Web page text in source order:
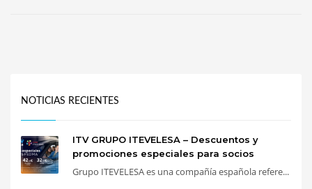
NOTICIAS RECIENTES
ITV GRUPO ITEVELESA – Descuentos y
promociones especiales para socios
Grupo ITEVELESA es una compañía española refere...